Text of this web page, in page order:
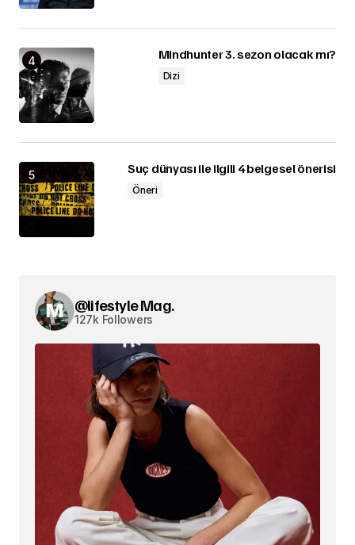
Mindhunter 3. sezon olacak mı?
Dizi
Suç dünyası ile ilgili 4 belgesel önerisi
Öneri
@lifestyle Mag.
127k Followers